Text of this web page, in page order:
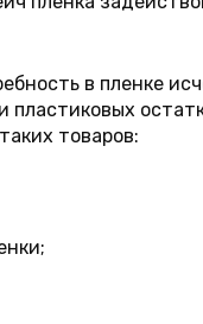
в пленке
пластиковых
товаров: